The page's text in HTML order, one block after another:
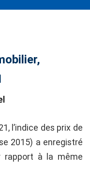
l’indice des prix de
2015) a enregistré
rapport à la même